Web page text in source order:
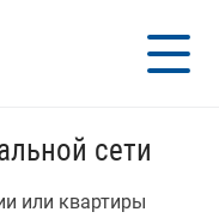
сети
или квартиры